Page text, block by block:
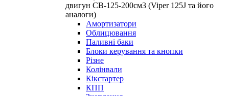
двигун СВ-125-200см3 (Viper 125J та його
аналоги)
Амортизатори
Облицювання
Паливні баки
Блоки керування та кнопки
Різне
Колінвали
Кікстартер
КПП